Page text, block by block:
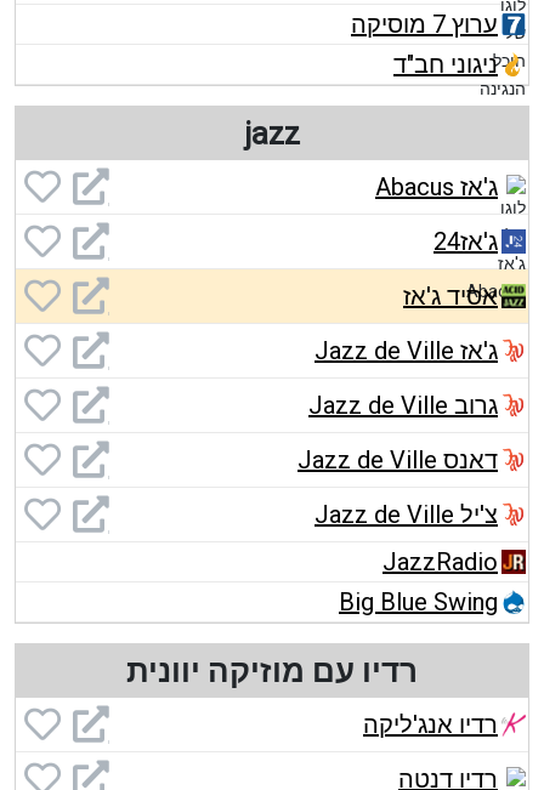
ערוץ 7 מוסיקה
ניגוני חב"ד
jazz
ג'אז Abacus
ג'אז24
אסיד ג'אז
ג'אז Jazz de Ville
גרוב Jazz de Ville
דאנס Jazz de Ville
צ'יל Jazz de Ville
JazzRadio
Big Blue Swing
רדיו עם מוזיקה יוונית
רדיו אנג'ליקה
רדיו דנטה